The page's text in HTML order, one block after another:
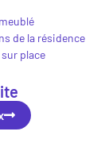
de la résidence
sur place